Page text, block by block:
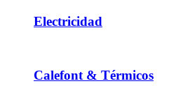
Electricidad
Calefont & Térmicos